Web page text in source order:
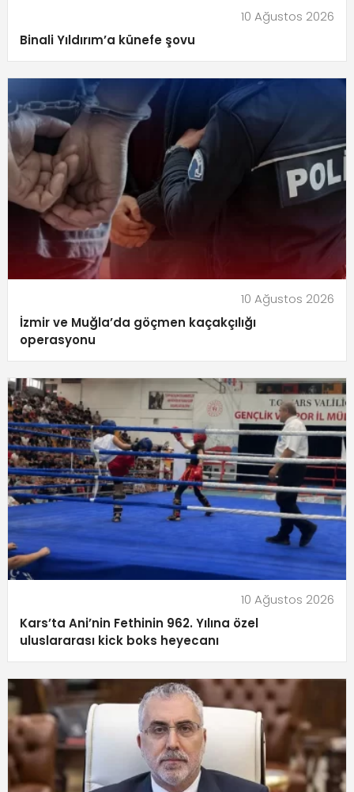
10 Ağustos 2026
Binali Yıldırım’a künefe şovu
10 Ağustos 2026
İzmir ve Muğla’da göçmen kaçakçılığı
operasyonu
10 Ağustos 2026
Kars’ta Ani’nin Fethinin 962. Yılına özel
uluslararası kick boks heyecanı